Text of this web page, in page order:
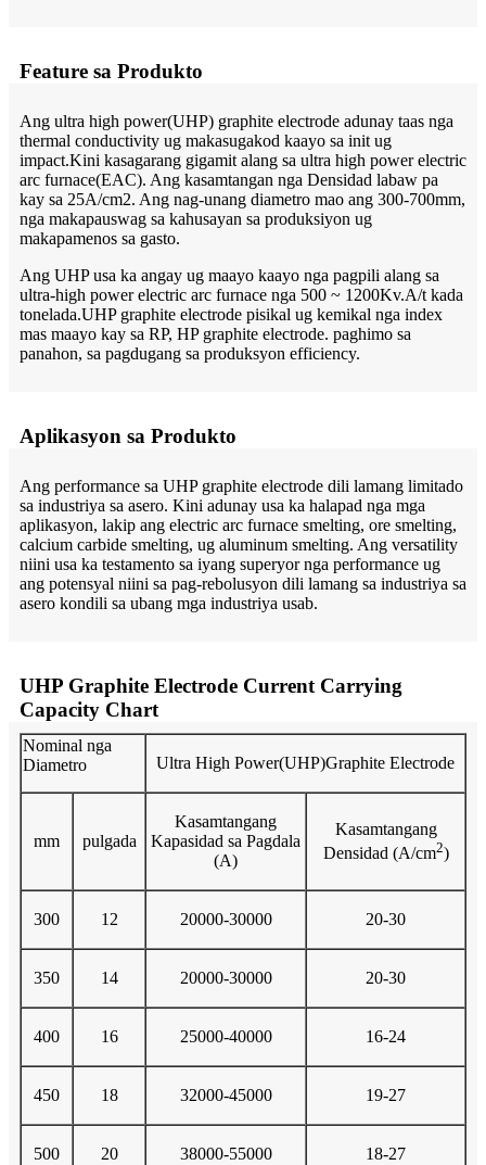
Feature sa Produkto
Ang ultra high power(UHP) graphite electrode adunay taas nga
thermal conductivity ug makasugakod kaayo sa init ug
impact.Kini kasagarang gigamit alang sa ultra high power electric
arc furnace(EAC). Ang kasamtangan nga Densidad labaw pa
kay sa 25A/cm2. Ang nag-unang diametro mao ang 300-700mm,
nga makapauswag sa kahusayan sa produksiyon ug
makapamenos sa gasto.
Ang UHP usa ka angay ug maayo kaayo nga pagpili alang sa
ultra-high power electric arc furnace nga 500 ~ 1200Kv.A/t kada
tonelada.UHP graphite electrode pisikal ug kemikal nga index
mas maayo kay sa RP, HP graphite electrode. paghimo sa
panahon, sa pagdugang sa produksyon efficiency.
Aplikasyon sa Produkto
Ang performance sa UHP graphite electrode dili lamang limitado
sa industriya sa asero. Kini adunay usa ka halapad nga mga
aplikasyon, lakip ang electric arc furnace smelting, ore smelting,
calcium carbide smelting, ug aluminum smelting. Ang versatility
niini usa ka testamento sa iyang superyor nga performance ug
ang potensyal niini sa pag-rebolusyon dili lamang sa industriya sa
asero kondili sa ubang mga industriya usab.
UHP Graphite Electrode Current Carrying
Capacity Chart
Nominal nga
Diametro
Ultra High Power(UHP)Graphite Electrode
mm pulgada
Kasamtangang
Kapasidad sa Pagdala
(A)
Kasamtangang
Densidad (A/cm2)
300 12 20000-30000 20-30
350 14 20000-30000 20-30
400 16 25000-40000 16-24
450 18 32000-45000 19-27
500 20 38000-55000 18-27